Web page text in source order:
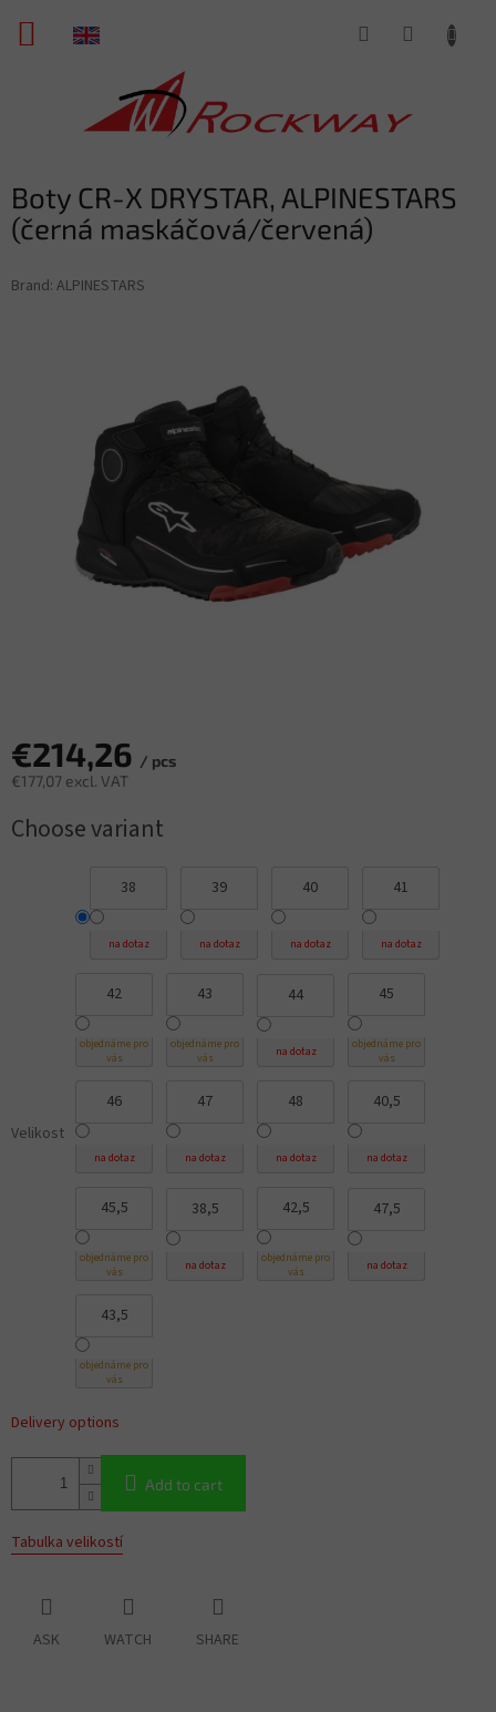
content
SHOPPING
Boty CR-X DRYSTAR, ALPINESTARS
(černá maskáčová/červená)
Brand: ALPINESTARS
€214,26 / pcs
€177,07 excl. VAT
price:
Choose variant
Velikost
38
na dotaz
39
na dotaz
40
na dotaz
41
na dotaz
42
objednáme pro
vás
43
objednáme pro
vás
44
na dotaz
45
objednáme pro
vás
46
na dotaz
47
na dotaz
48
na dotaz
40,5
na dotaz
45,5
objednáme pro
vás
38,5
na dotaz
42,5
objednáme pro
vás
47,5
na dotaz
43,5
objednáme pro
vás
Delivery options
Add to cart
Tabulka velikostí
ASK WATCH SHARE